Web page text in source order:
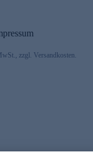
zzgl. Versandkosten.